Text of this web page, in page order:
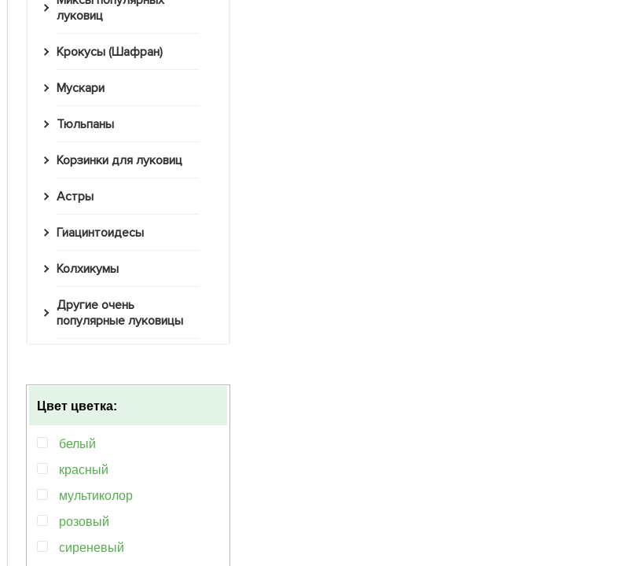
луковиц
Крокусы (Шафран)
Мускари
Тюльпаны
Корзинки для луковиц
Астры
Гиацинтоидесы
Колхикумы
Другие очень
популярные луковицы
Цвет цветка:
белый
красный
мультиколор
розовый
сиреневый